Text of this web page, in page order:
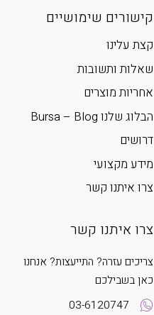
קישורים שימושיים
קצת עלינו
שאלות ותשובות
אחריות מוצרים
הבלוג שלנו Bursa – Blog
דרושים
מידע מקצועי
צרו איתנו קשר
צרו איתנו קשר
צריכים עזרה? התייעצות? אנחנו
כאן בשבילכם
03-6120747